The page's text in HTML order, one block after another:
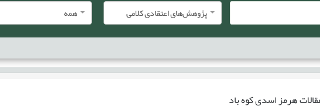
پژوهش‌های اعتقادی کلامی
همه
هرمز اسدی کوه باد